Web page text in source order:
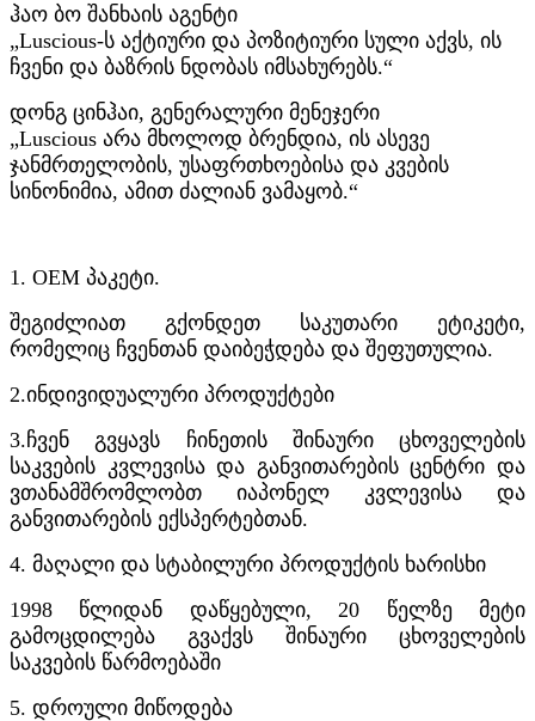
ჰაო ბო შანხაის აგენტი
„Luscious-ს აქტიური და პოზიტიური სული აქვს, ის
ჩვენი და ბაზრის ნდობას იმსახურებს.“
დონგ ცინჰაი, გენერალური მენეჯერი
„Luscious არა მხოლოდ ბრენდია, ის ასევე
ჯანმრთელობის, უსაფრთხოებისა და კვების
სინონიმია, ამით ძალიან ვამაყობ.“
1. OEM პაკეტი.
შეგიძლიათ გქონდეთ საკუთარი ეტიკეტი,
რომელიც ჩვენთან დაიბეჭდება და შეფუთულია.
2.ინდივიდუალური პროდუქტები
3.ჩვენ გვყავს ჩინეთის შინაური ცხოველების
საკვების კვლევისა და განვითარების ცენტრი და
ვთანამშრომლობთ იაპონელ კვლევისა და
განვითარების ექსპერტებთან.
4. მაღალი და სტაბილური პროდუქტის ხარისხი
1998 წლიდან დაწყებული, 20 წელზე მეტი
გამოცდილება გვაქვს შინაური ცხოველების
საკვების წარმოებაში
5. დროული მიწოდება